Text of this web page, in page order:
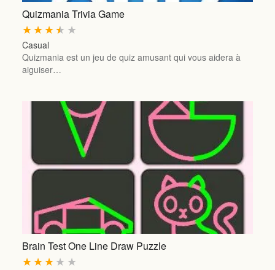
Quizmania Trivia Game
★
★
★
★
★
Casual
Quizmania est un jeu de quiz amusant qui vous aidera à
aiguiser…
Brain Test One Line Draw Puzzle
★
★
★
★
★